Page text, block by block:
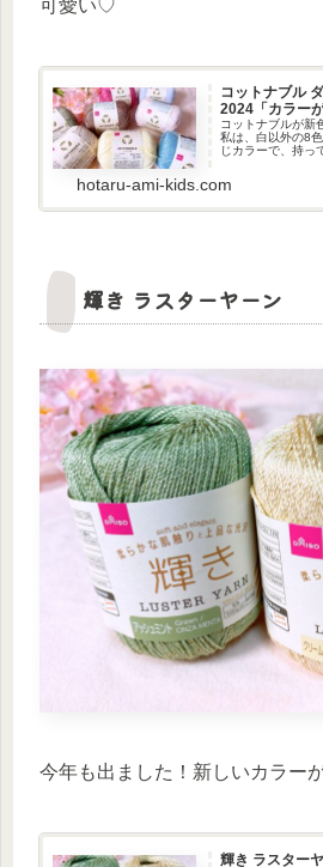
可愛い♡
コットナブル
2024「カラー
コットナブルが新
私は、白以外の8
じカラーで、持っ
いカラー(*^^*)パ
(...
hotaru-ami-kids.com
輝き ラスターヤーン
今年も出ました！新しいカラー
輝き ラスター